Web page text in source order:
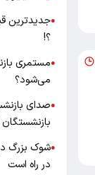
●جدیدترین
؟!
●مستمری
می‌شود؟
●صدای
●شوک بزرگ
در راه است